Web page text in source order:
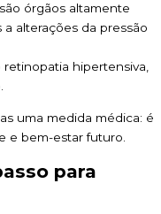
órgãos altamente
alterações da pressão
retinopatia hipertensiva,
uma medida médica: é
e bem-estar futuro.
para